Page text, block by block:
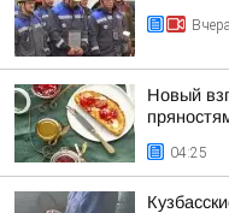
Новый
04:25